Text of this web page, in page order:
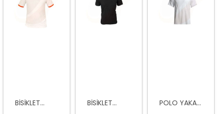
BISIKLET... BISIKLET... POLO YAKA...